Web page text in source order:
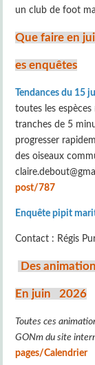
un club de foot
Que faire en
es enquêtes
Tendances du 15
toutes les
tranches de 5
progresser
des oiseaux
post/787
Enquête pipit
Contact : Régis
Des
En juin 2026
Toutes ces
GONm du site
pages/Calendrier